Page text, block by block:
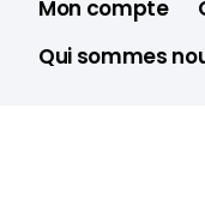
Mon compte
Qui sommes